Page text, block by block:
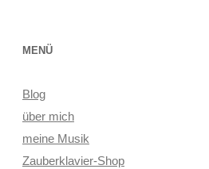
MENÜ
Blog
über mich
meine Musik
Zauberklavier-Shop